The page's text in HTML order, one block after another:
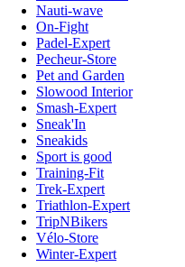
Nauti-wave
On-Fight
Padel-Expert
Pecheur-Store
Pet and Garden
Slowood Interior
Smash-Expert
Sneak'In
Sneakids
Sport is good
Training-Fit
Trek-Expert
Triathlon-Expert
TripNBikers
Vélo-Store
Winter-Expert